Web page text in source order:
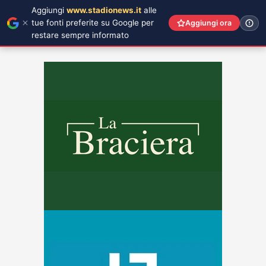
Aggiungi www.stadionews.it alle
tue fonti preferite su Google per
restare sempre informato
Aggiungi ora